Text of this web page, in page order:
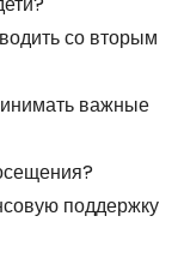
со вторым
важные
поддержку